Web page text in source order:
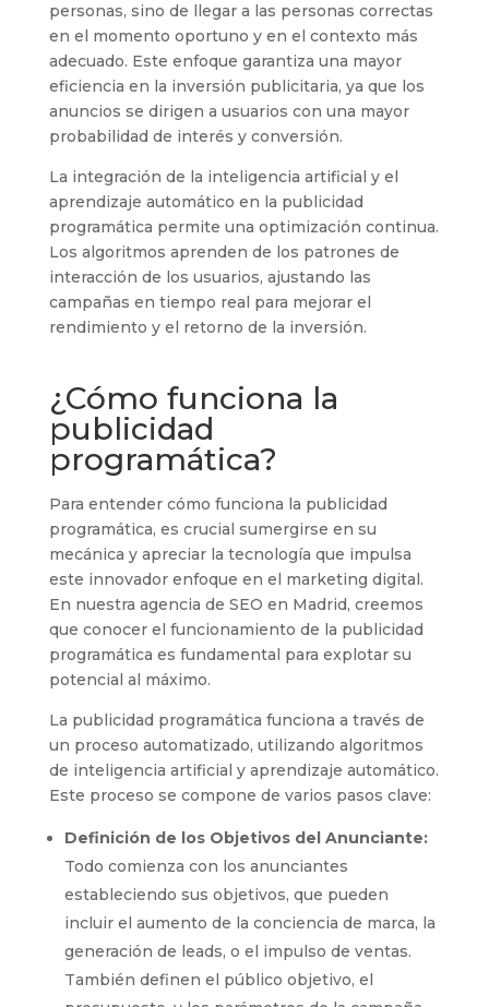
personas, sino de llegar a las personas correctas
en el momento oportuno y en el contexto más
adecuado. Este enfoque garantiza una mayor
eficiencia en la inversión publicitaria, ya que los
anuncios se dirigen a usuarios con una mayor
probabilidad de interés y conversión.
La integración de la inteligencia artificial y el
aprendizaje automático en la publicidad
programática permite una optimización continua.
Los algoritmos aprenden de los patrones de
interacción de los usuarios, ajustando las
campañas en tiempo real para mejorar el
rendimiento y el retorno de la inversión.
¿Cómo funciona la
publicidad
programática?
Para entender cómo funciona la publicidad
programática, es crucial sumergirse en su
mecánica y apreciar la tecnología que impulsa
este innovador enfoque en el marketing digital.
En nuestra agencia de SEO en Madrid, creemos
que conocer el funcionamiento de la publicidad
programática es fundamental para explotar su
potencial al máximo.
La publicidad programática funciona a través de
un proceso automatizado, utilizando algoritmos
de inteligencia artificial y aprendizaje automático.
Este proceso se compone de varios pasos clave:
Definición de los Objetivos del Anunciante:
Todo comienza con los anunciantes
estableciendo sus objetivos, que pueden
incluir el aumento de la conciencia de marca, la
generación de leads, o el impulso de ventas.
También definen el público objetivo, el